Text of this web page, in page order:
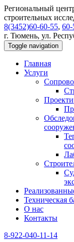
Региональный
строительных
8(3452)60-60-55, 60-
г. Тюмень, ул.
Toggle navigation
Главная
Услуги
Техническая
О нас
Контакты
8-922-040-11-14